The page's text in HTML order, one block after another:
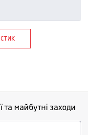
та майбутні заходи